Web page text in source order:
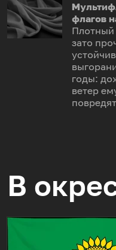
флагов
Плотный
зато
годы:
ветер
В